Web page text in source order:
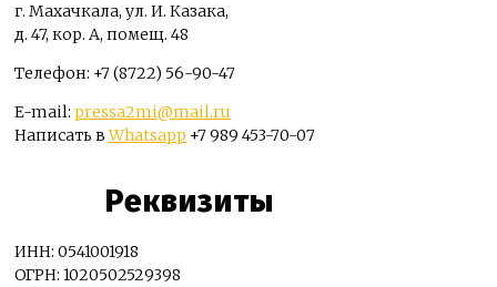
г. Махачкала, ул. И. Казака,
д. 47, кор. А, помещ. 48
Телефон: +7 (8722) 56-90-47
E-mail: pressa2mi@mail.ru
Написать вWhatsapp +7 989 453-70-07
Реквизиты
ИНН: 0541001918
ОГРН: 1020502529398